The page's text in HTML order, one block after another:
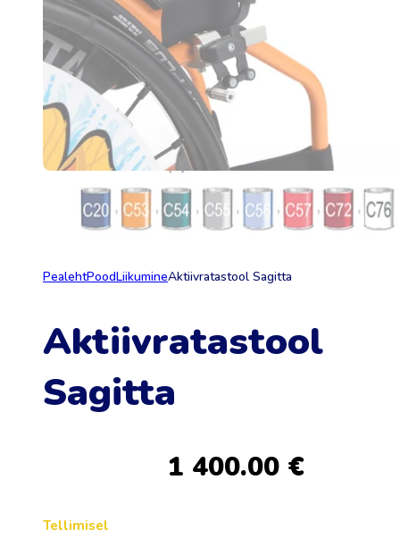
PealehtPoodLiikumineAktiivratastool Sagitta
Aktiivratastool
Sagitta
1 400.00 €
Tellimisel